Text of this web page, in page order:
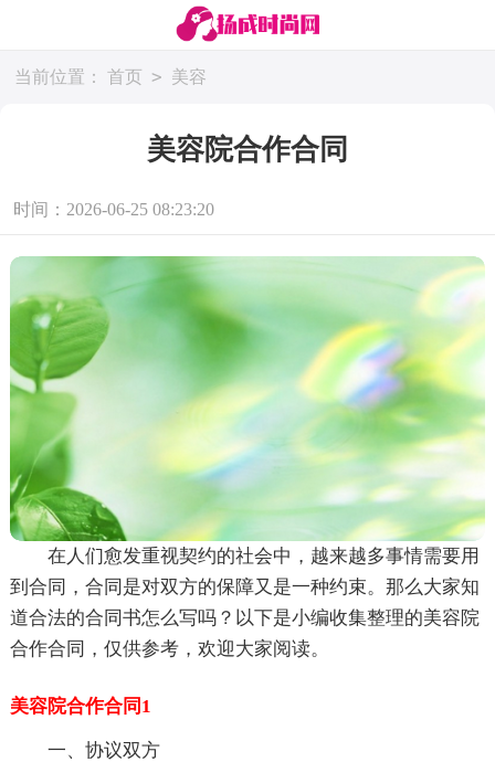
当前位置： 首页 > 美容
美容院合作合同
时间：2026-06-25 08:23:20
在人们愈发重视契约的社会中，越来越多事情需要用
到合同，合同是对双方的保障又是一种约束。那么大家知
道合法的合同书怎么写吗？以下是小编收集整理的美容院
合作合同，仅供参考，欢迎大家阅读。
美容院合作合同1
一、协议双方